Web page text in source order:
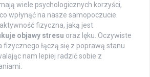
wiele psychologicznych korzyści,
wpłynąć na nasze samopoczucie.
fizyczna, jaką jest
objawy stresu oraz lęku. Oczywiste
fizycznego łączą się z poprawą stanu
nam lepiej radzić sobie z